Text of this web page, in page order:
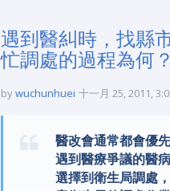
遇到醫糾時，找縣
忙調處的過程為何？
bywuchunhuei 十一月 25, 2011,
醫改會通常都會優
遇到醫療爭議的醫
選擇到衛生局調處